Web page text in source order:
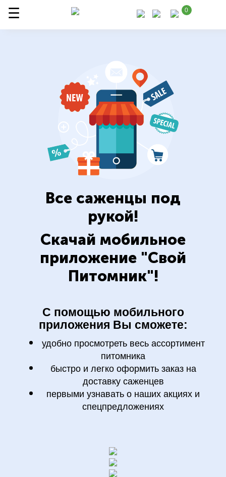
0
Все саженцы под
рукой!
Скачай мобильное
приложение "Свой
Питомник"!
С помощью мобильного
приложения Вы сможете:
удобно просмотреть весь ассортимент
питомника
быстро и легко оформить заказ на
доставку саженцев
первыми узнавать о наших акциях и
спецпредложениях